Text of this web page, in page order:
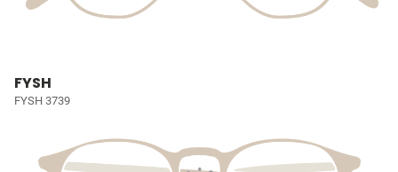
FYSH
FYSH 3739